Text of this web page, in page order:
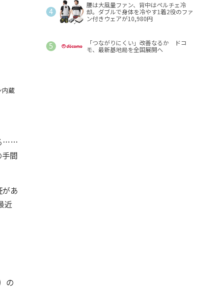
内蔵
……
間
あ
近
の
腰は大風量ファン、背中はペルチェ冷
却。ダブルで身体を冷やす1着2役のファ
ン付きウェアが10,980円
「つながりにくい」改善なるか ドコ
モ、最新基地局を全国展開へ